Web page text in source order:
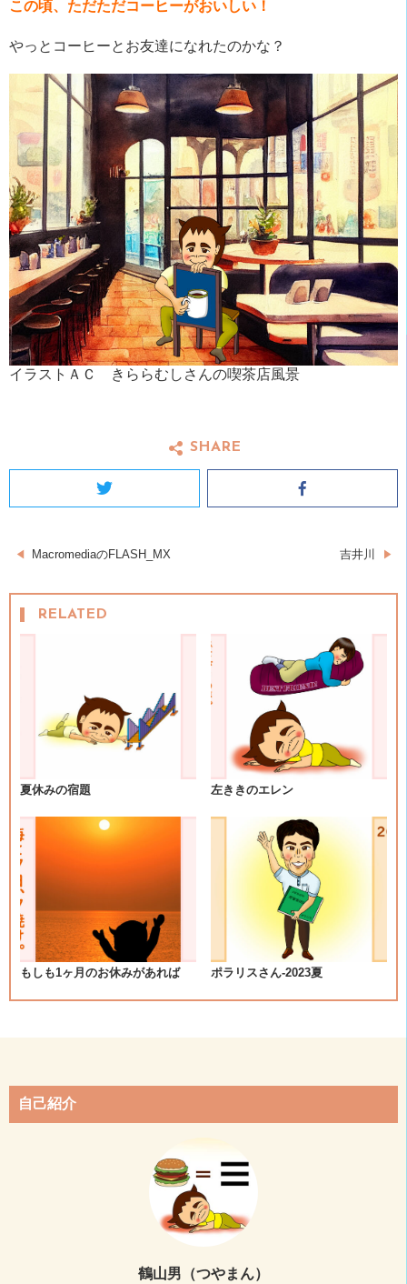
この頃、ただただコーヒーがおいしい！
やっとコーヒーとお友達になれたのかな？
イラストＡＣ きららむしさんの喫茶店風景
SHARE
Twitter
投
稿
ナ
シ
ョ
ン
MacromediaのFLASH_MX 吉井川
RELATED
夏休みの宿題 左ききのエレン
もしも1ヶ月のお休みがあれば ポラリスさん-2023夏
自己紹介
鶴山男（つやまん）